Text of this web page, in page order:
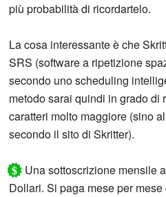
più probabilità di ricordartelo.
La cosa interessante è che
SRS (software a ripetizione
secondo uno scheduling
metodo sarai quindi in grado di
caratteri molto maggiore (sino
secondo il sito di Skritter).
$ Una sottoscrizione mensile
Dollari. Si paga mese per